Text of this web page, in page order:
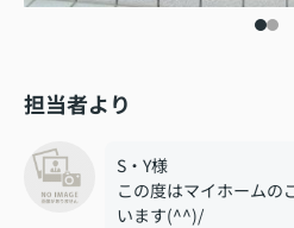
担当者より
S・Y様
この度はマイホームの
います(^^)/